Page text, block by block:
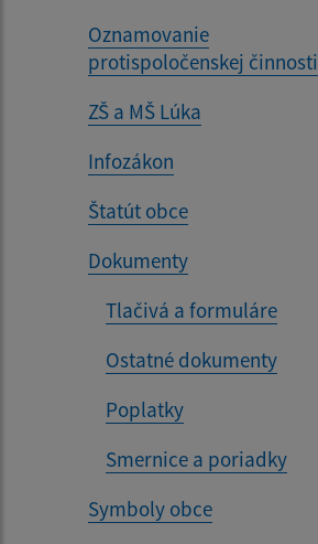
Oznamovanie
protispoločenskej činnosti
ZŠ a MŠ Lúka
Infozákon
Štatút obce
Dokumenty
Tlačivá a formuláre
Ostatné dokumenty
Poplatky
Smernice a poriadky
Symboly obce